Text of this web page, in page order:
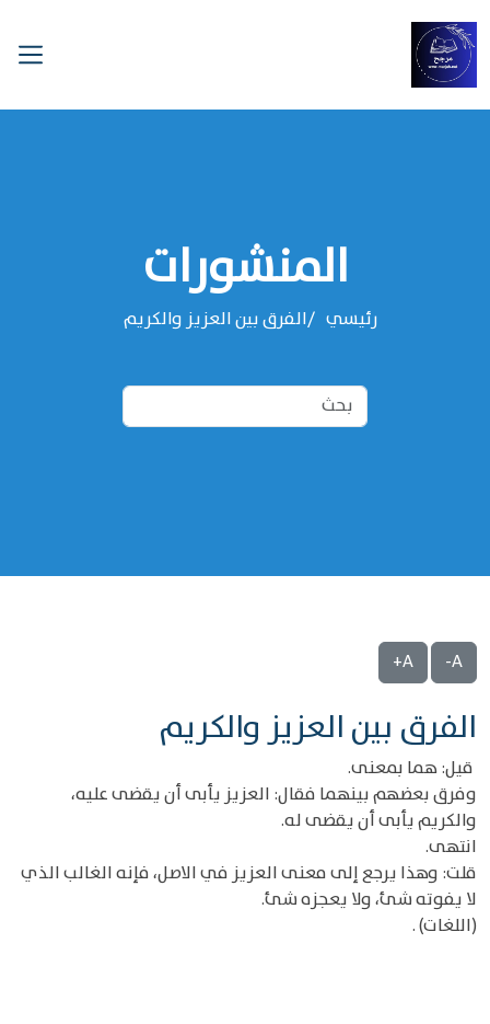
المنشورات
رئيسي الفرق بين العزيز والكريم
A-
A+
الفرق بين العزيز والكريم
قيل: هما بمعنى.
وفرق بعضهم بينهما فقال: العزيز يأبى أن يقضى عليه،
والكريم يأبى أن يقضى له.
انتهى.
قلت: وهذا يرجع إلى معنى العزيز في الاصل، فإنه الغالب الذي
لا يفوته شئ، ولا يعجزه شئ.
(اللغات) .